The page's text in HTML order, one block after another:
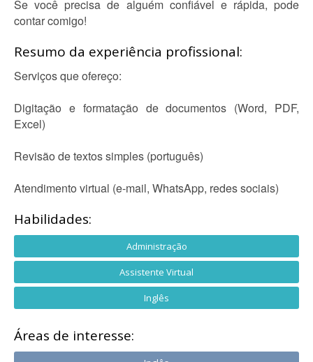
Se você precisa de alguém confiável e rápida, pode
contar comigo!
Resumo da experiência profissional:
Serviços que ofereço:
Digitação e formatação de documentos (Word, PDF,
Excel)
Revisão de textos simples (português)
Atendimento virtual (e-mail, WhatsApp, redes sociais)
Habilidades:
Administração
Assistente Virtual
Inglês
Áreas de interesse: